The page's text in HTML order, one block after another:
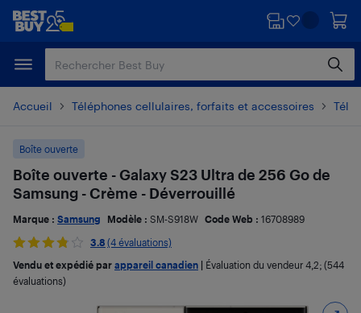
Passer
principal
Passer
Accueil Téléphones cellulaires, forfaits et accessoires
Boîte ouverte
Boîte ouverte - Galaxy S23 Ultra de 256 Go de
Samsung - Crème - Déverrouillé
Marque : Samsung Modèle : SM-S918W Code Web : 16708989
3.8 (4 évaluations)
Vendu et expédié par appareil canadien Évaluation du vendeur 4,2; (544
évaluations)